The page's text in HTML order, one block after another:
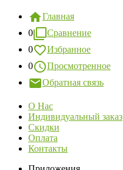
Главная
0
Сравнение
0
Избранное
0
Просмотренное
Обратная связь
О Нас
Индивидуальный заказ
Скидки
Оплата
Контакты